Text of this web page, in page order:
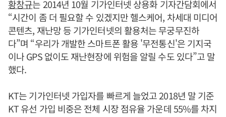
황창규는 2014년 10월 기가인터넷 상용화 기자간담회에서
“시간이 좀 더 필요할 수 있겠지만 헬스케어, 차세대 미디어
콘텐츠, 재난망 등 기가인터넷의 활용처는 무궁무진하
다”며 “우리가 개발한 스마트폰 활용 '무전통신'은 기지국
이나 GPS 없이도 재난현장에 위험을 알릴 수도 있다”고 말
했다.
KT는 기가인터넷 가입자를 빠르게 늘었고 2018년 말 기준
KT 유선 가입 비중은 전체 시장 점유율 가운데 55%를 차지